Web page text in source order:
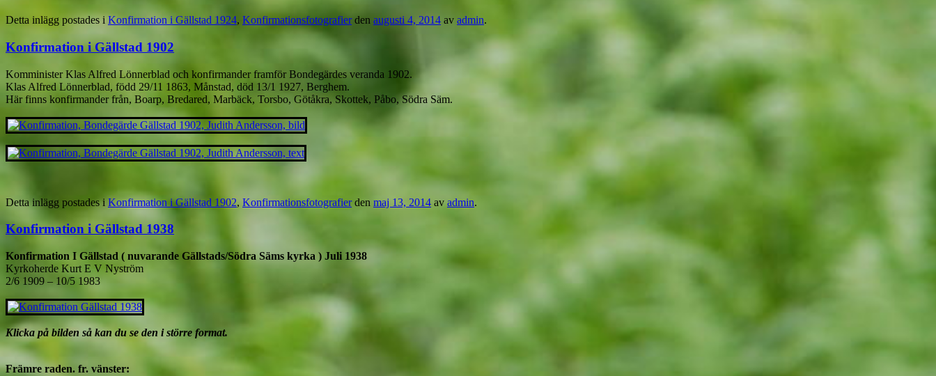
Detta inlägg postades i Konfirmation i Gällstad 1924, Konfirmationsfotografierden augusti 4, 2014 av admin.
Konfirmation i Gällstad 1902
Komminister Klas Alfred Lönnerblad och konfirmander framför Bondegärdes veranda 1902.
Klas Alfred Lönnerblad, född 29/11 1863, Månstad, död 13/1 1927, Berghem.
Här finns konfirmander från, Boarp, Bredared, Marbäck, Torsbo, Götåkra, Skottek, Påbo, Södra Säm.
Detta inlägg postades iKonfirmation i Gällstad 1902, Konfirmationsfotografierden maj 13, 2014 av admin.
Konfirmation i Gällstad 1938
Konfirmation I Gällstad ( nuvarande Gällstads/Södra Säms kyrka ) Juli 1938
Kyrkoherde Kurt E V Nyström
2/6 1909 – 10/5 1983
Klicka på bilden så kan du se den i större format.
Främre raden. fr. vänster: